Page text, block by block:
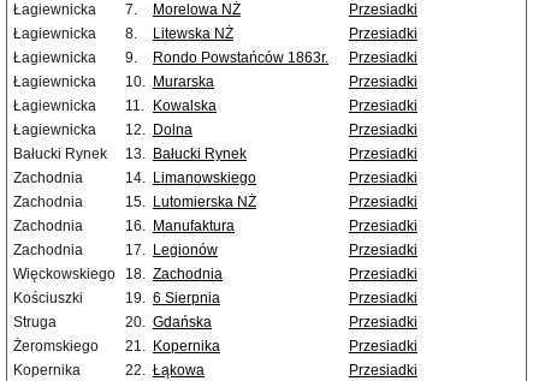
Łagiewnicka
7. Morelowa NŻ
Przesiadki
Łagiewnicka
8. Litewska NŻ
Przesiadki
Łagiewnicka
9. Rondo Powstańców 1863r.
Przesiadki
Łagiewnicka
10. Murarska
Przesiadki
Łagiewnicka
11. Kowalska
Przesiadki
Łagiewnicka
12. Dolna
Przesiadki
Bałucki Rynek
13. Bałucki Rynek
Przesiadki
Zachodnia
14. Limanowskiego
Przesiadki
Zachodnia
15. Lutomierska NŻ
Przesiadki
Zachodnia
16. Manufaktura
Przesiadki
Zachodnia
17. Legionów
Przesiadki
Więckowskiego
18. Zachodnia
Przesiadki
Kościuszki
19. 6 Sierpnia
Przesiadki
Struga
20. Gdańska
Przesiadki
Żeromskiego
21. Kopernika
Przesiadki
Kopernika
22. Łąkowa
Przesiadki